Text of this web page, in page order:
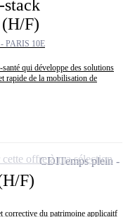
F)
PARIS 10E
qui développe des solutions
rapide de la mobilisation de
F)
corrective du patrimoine applicaitf
CDITemps plein
offre à ma sélection